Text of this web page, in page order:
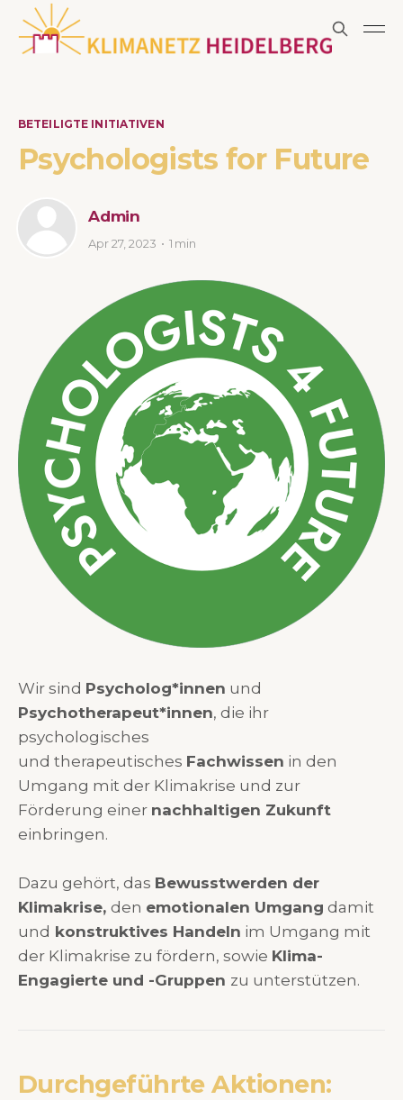
BETEILIGTE INITIATIVEN
Psychologists for Future
Admin
Apr 27, 2023 1 min
Wir sind Psycholog*innen und
Psychotherapeut*innen, die ihr
psychologisches
und therapeutisches Fachwissen in den
Umgang mit der Klimakrise und zur
Förderung einer nachhaltigen Zukunft
einbringen.
Dazu gehört, das Bewusstwerden der
Klimakrise, den emotionalen Umgang damit
und konstruktives Handeln im Umgang mit
der Klimakrise zu fördern, sowie Klima-
Engagierte und -Gruppen zu unterstützen.
Durchgeführte Aktionen: